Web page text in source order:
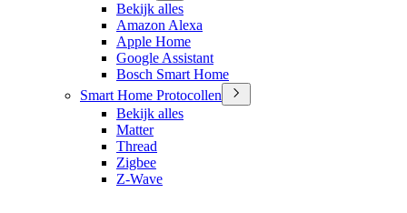
Bekijk alles
Amazon Alexa
Apple Home
Google Assistant
Bosch Smart Home
Smart Home Protocollen
Bekijk alles
Matter
Thread
Zigbee
Z-Wave